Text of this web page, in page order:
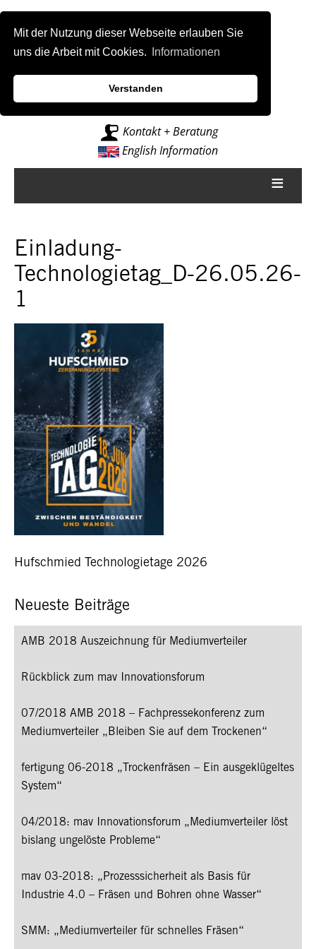
Mit der Nutzung dieser Webseite erlauben Sie
uns die Arbeit mit Cookies.
Informationen
Verstanden
Intelligenz für Fräsmaschinen
Kontakt + Beratung
English Information
≡
Einladung-
Technologietag_D-26.05.26-
1
Hufschmied Technologietage 2026
Neueste Beiträge
AMB 2018 Auszeichnung für Mediumverteiler
Rückblick zum mav Innovationsforum
07/2018 AMB 2018 – Fachpressekonferenz zum
Mediumverteiler „Bleiben Sie auf dem Trockenen“
fertigung 06-2018 „Trockenfräsen – Ein ausgeklügeltes
System“
04/2018: mav Innovationsforum „Mediumverteiler löst
bislang ungelöste Probleme“
mav 03-2018: „Prozesssicherheit als Basis für
Industrie 4.0 – Fräsen und Bohren ohne Wasser“
SMM: „Mediumverteiler für schnelles Fräsen“